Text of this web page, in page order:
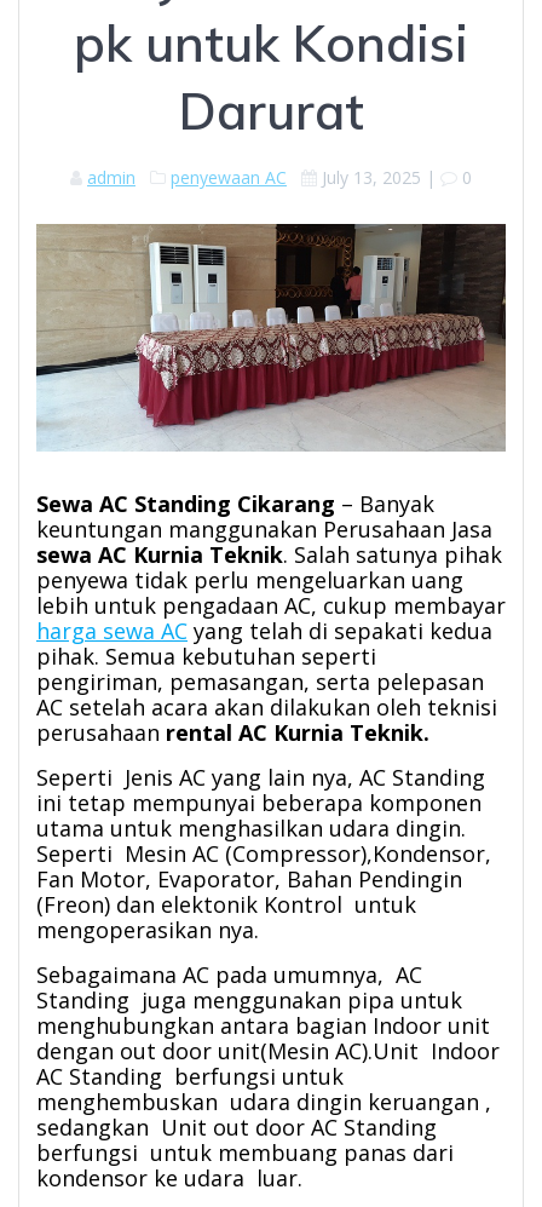
pk untuk Kondisi
Darurat
admin penyewaan AC July 13, 2025 | 0
Sewa AC Standing Cikarang – Banyak
keuntungan manggunakan Perusahaan Jasa
sewa AC Kurnia Teknik. Salah satunya pihak
penyewa tidak perlu mengeluarkan uang
lebih untuk pengadaan AC, cukup membayar
harga sewa AC yang telah di sepakati kedua
pihak. Semua kebutuhan seperti
pengiriman, pemasangan, serta pelepasan
AC setelah acara akan dilakukan oleh teknisi
perusahaan rental AC Kurnia Teknik.
Seperti Jenis AC yang lain nya, AC Standing
ini tetap mempunyai beberapa komponen
utama untuk menghasilkan udara dingin.
Seperti Mesin AC (Compressor),Kondensor,
Fan Motor, Evaporator, Bahan Pendingin
(Freon) dan elektonik Kontrol untuk
mengoperasikan nya.
Sebagaimana AC pada umumnya, AC
Standing juga menggunakan pipa untuk
menghubungkan antara bagian Indoor unit
dengan out door unit(Mesin AC).Unit Indoor
AC Standing berfungsi untuk
menghembuskan udara dingin keruangan ,
sedangkan Unit out door AC Standing
berfungsi untuk membuang panas dari
kondensor ke udara luar.